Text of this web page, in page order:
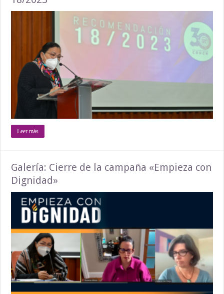
Leer más
Galería: Cierre de la campaña «Empieza con
Dignidad»